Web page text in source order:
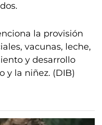
la provisión
vacunas, leche,
y desarrollo
y la niñez. (DIB)